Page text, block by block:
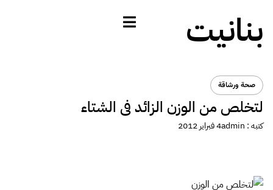
بنانيت
صحة ورشاقة
لتخلص من الوزن الزائد فى الشتاء
كتبه : admin4 فبراير 2012